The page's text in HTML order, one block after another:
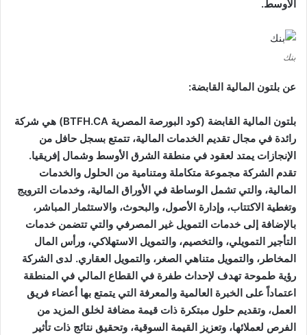
الأوسط.
بنك
عن بلتون المالية القابضة:
بلتون المالية القابضة (كود البورصة المصرية BTFH.CA) هي شركة
رائدة في مجال تقديم الخدمات المالية، تتمتع بسجل حافل من
الإنجازات يمتد لعقود في منطقة الشرق الأوسط وشمال إفريقيا.
تقدم الشركة مجموعة متكاملة ومتنامية من الحلول والخدمات
المالية، والتي تشمل الوساطة في الأوراق المالية، وخدمات الترويج
وتغطية الاكتتاب، وإدارة الأصول، والبحوث، والاستثمار المباشر،
بالإضافة إلى خدمات التمويل غير المصرفي والتي تتضمن خدمات
التأجير التمويلي، والتخصيم، والتمويل الاستهلاكي، ورأس المال
المخاطر، والتمويل متناهي الصغر، والتمويل العقاري. لدى الشركة
رؤية طموحة تهدف لإحداث طفرة في القطاع المالي في المنطقة
اعتماداً على الخبرة العالمية والمعرفة التي يتمتع بها أعضاء فريق
العمل، وتقديم حلول مبتكرة ذات قيمة مضافة لخلق المزيد من
الفرص لعملائها، وتعزيز القيمة السوقية، وتحقيق نتائج ذات تأثير